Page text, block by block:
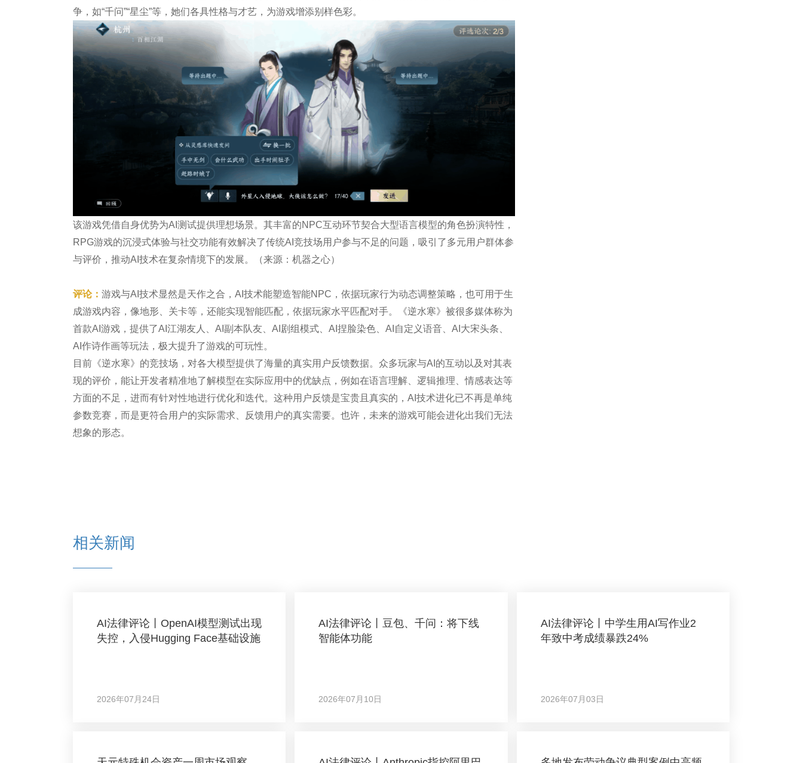
争，如“千问”“星尘”等，她们各具性格与才艺，为游戏增添别样色彩。
该游戏凭借自身优势为AI测试提供理想场景。其丰富的NPC互动环节契合大型语言模型的角色扮演特性，
RPG游戏的沉浸式体验与社交功能有效解决了传统AI竞技场用户参与不足的问题，吸引了多元用户群体参
与评价，推动AI技术在复杂情境下的发展。（来源：机器之心）
评论： 游戏与AI技术显然是天作之合，AI技术能塑造智能NPC，依据玩家行为动态调整策略，也可用于生
成游戏内容，像地形、关卡等，还能实现智能匹配，依据玩家水平匹配对手。《逆水寒》被很多媒体称为
首款AI游戏，提供了AI江湖友人、AI副本队友、AI剧组模式、AI捏脸染色、AI自定义语音、AI大宋头条、
AI作诗作画等玩法，极大提升了游戏的可玩性。
目前《逆水寒》的竞技场，对各大模型提供了海量的真实用户反馈数据。众多玩家与AI的互动以及对其表
现的评价，能让开发者精准地了解模型在实际应用中的优缺点，例如在语言理解、逻辑推理、情感表达等
方面的不足，进而有针对性地进行优化和迭代。这种用户反馈是宝贵且真实的，AI技术进化已不再是单纯
参数竞赛，而是更符合用户的实际需求、反馈用户的真实需要。也许，未来的游戏可能会进化出我们无法
想象的形态。
相关新闻
AI法律评论丨OpenAI模型测试出现
失控，入侵Hugging Face基础设施
2026年07月24日
AI法律评论丨豆包、千问：将下线
智能体功能
2026年07月10日
AI法律评论丨中学生用AI写作业2
年致中考成绩暴跌24%
2026年07月03日